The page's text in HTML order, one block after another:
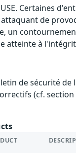
Certaines
de
un
atteinte à
de sécurité de
(cf.